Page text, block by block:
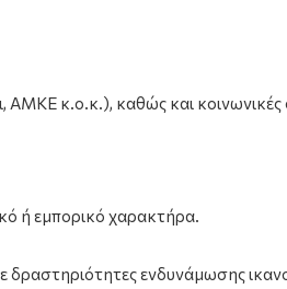
κ.ο.κ.), καθώς και κοινωνικές
ή εμπορικό χαρακτήρα.
δραστηριότητες ενδυνάμωσης